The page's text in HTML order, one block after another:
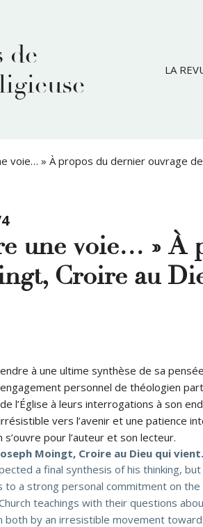
de
LA
voie… » À propos du dernier ouvrage
une voie… »
Croire au
à une ultime synthèse de sa
personnel de théologien
l’Église à leurs interrogations à son
vers l’avenir et une patience
pour l’auteur et son lecteur.
Moingt, Croire au Dieu qui vient.
a final synthesis of his thinking,
a strong personal commitment on
teachings with their questions
by an irresistible movement